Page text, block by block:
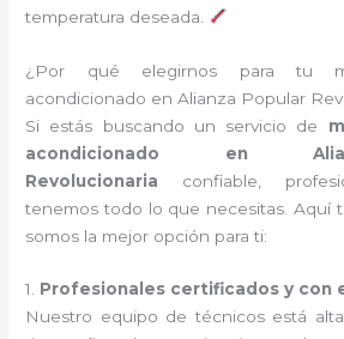
temperatura deseada.
¿Por qué elegirnos para tu
acondicionado en Alianza Popular
Si estás buscando un servicio de
acondicionado en
Revolucionaria confiable,
tenemos todo lo que necesitas. Aquí
somos la mejor opción para ti:
1. Profesionales certificados y con
Nuestro equipo de técnicos está